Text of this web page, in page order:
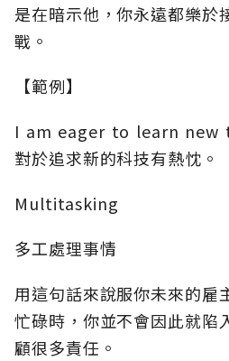
是在暗示他，你永遠都樂於
戰。
【範例】
I am eager to learn new
對於追求新的科技有熱忱。
Multitasking
多工處理事情
用這句話來說服你未來的雇
忙碌時，你並不會因此就陷
顧很多責任。